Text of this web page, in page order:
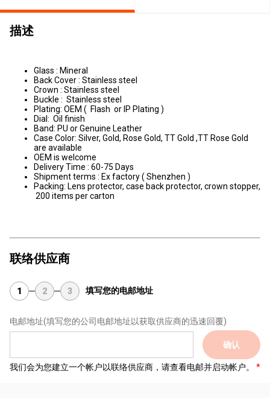
描述
Glass : Mineral
Back Cover : Stainless steel
Crown : Stainless steel
Buckle : Stainless steel
Plating: OEM ( Flash or IP Plating )
Dial: Oil finish
Band: PU or Genuine Leather
Case Color: Silver, Gold, Rose Gold, TT Gold ,TT Rose Gold
are available
OEM is welcome
Delivery Time : 60-75 Days
Shipment terms : Ex factory ( Shenzhen )
Packing: Lens protector, case back protector, crown stopper,
200 items per carton
联络供应商
1 2 3 填写您的电邮地址
电邮地址(填写您的公司电邮地址以获取供应商的迅速回覆)
确认
我们会为您建立一个帐户以联络供应商，请查看电邮并启动帐户。